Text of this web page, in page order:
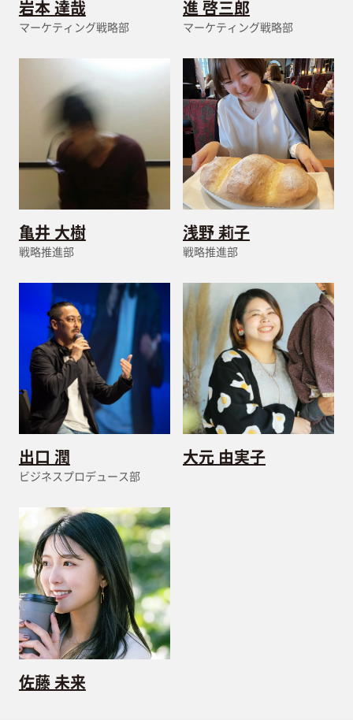
岩本 達哉
マーケティング戦略部
進 啓三郎
マーケティング戦略部
亀井 大樹
戦略推進部
浅野 莉子
戦略推進部
出口 潤
ビジネスプロデュース部
大元 由実子
佐藤 未来